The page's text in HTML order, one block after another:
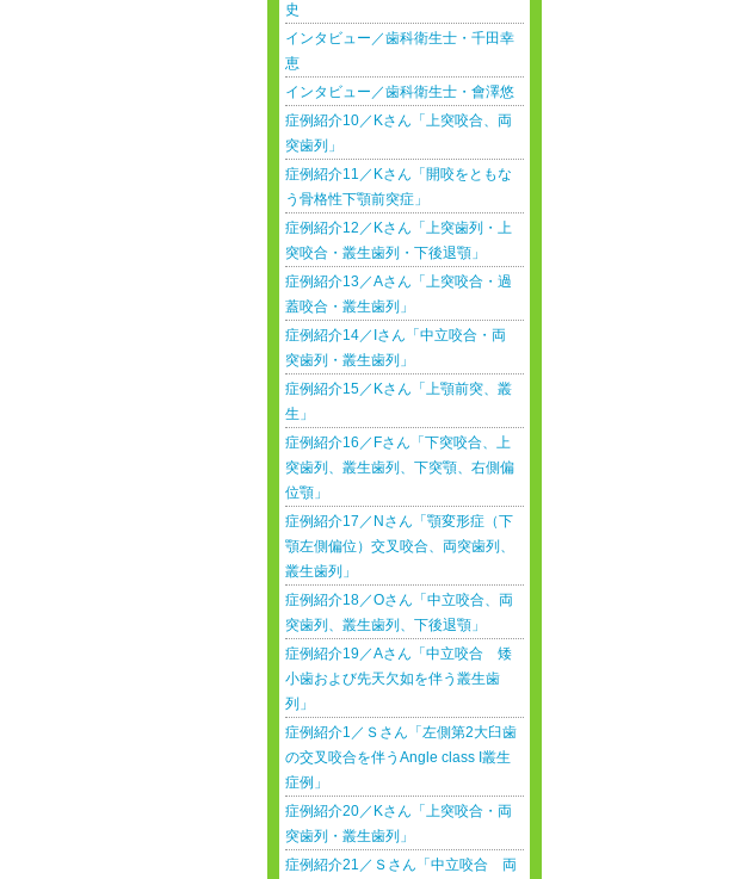
史
インタビュー／歯科衛生士・千田幸
恵
インタビュー／歯科衛生士・會澤悠
症例紹介10／Kさん「上突咬合、両
突歯列」
症例紹介11／Kさん「開咬をともな
う骨格性下顎前突症」
症例紹介12／Kさん「上突歯列・上
突咬合・叢生歯列・下後退顎」
症例紹介13／Aさん「上突咬合・過
蓋咬合・叢生歯列」
症例紹介14／Iさん「中立咬合・両
突歯列・叢生歯列」
症例紹介15／Kさん「上顎前突、叢
生」
症例紹介16／Fさん「下突咬合、上
突歯列、叢生歯列、下突顎、右側偏
位顎」
症例紹介17／Nさん「顎変形症（下
顎左側偏位）交叉咬合、両突歯列、
叢生歯列」
症例紹介18／Oさん「中立咬合、両
突歯列、叢生歯列、下後退顎」
症例紹介19／Aさん「中立咬合 矮
小歯および先天欠如を伴う叢生歯
列」
症例紹介1／Ｓさん「左側第2大臼歯
の交叉咬合を伴うAngle class I叢生
症例」
症例紹介20／Kさん「上突咬合・両
突歯列・叢生歯列」
症例紹介21／Ｓさん「中立咬合 両